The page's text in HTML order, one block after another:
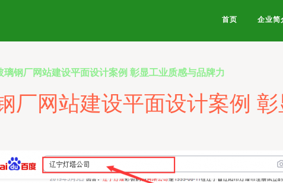
首页 企业简
璃钢厂网站建设平面设计案例 彰显工业质感与品牌力
厂网站建设平面设计案例